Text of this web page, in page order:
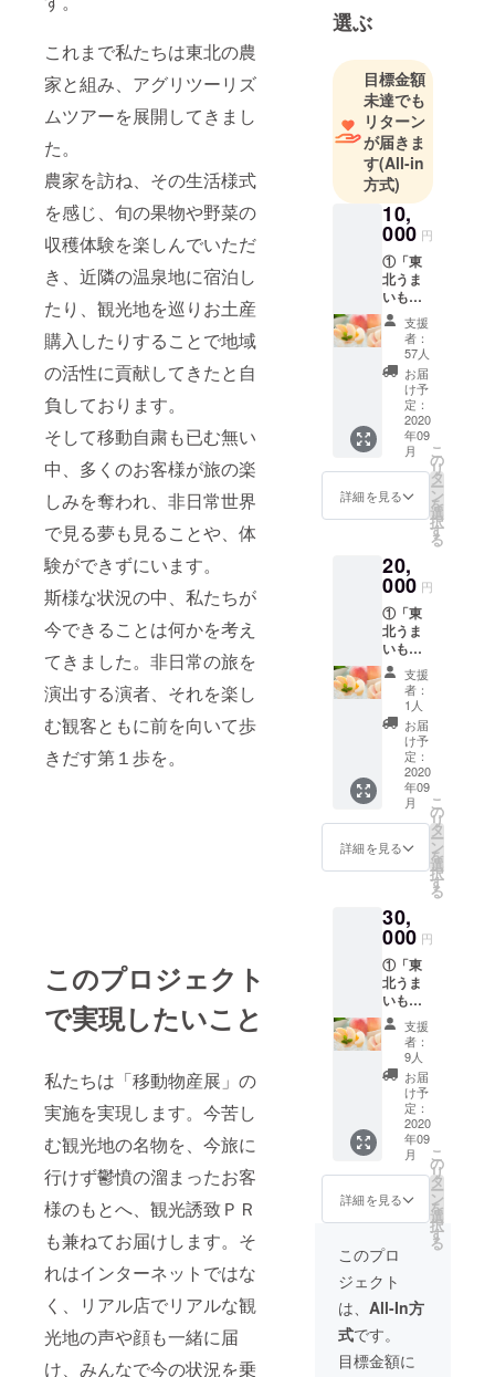
これまで私たちは東北の農
家と組み、アグリツーリズ
ムツアーを展開してきまし
た。
農家を訪ね、その生活様式
を感じ、旬の果物や野菜の
収穫体験を楽しんでいただ
き、近隣の温泉地に宿泊し
たり、観光地を巡りお土産
購入したりすることで地域
の活性に貢献してきたと自
負しております。
そして移動自粛も已む無い
中、多くのお客様が旅の楽
しみを奪われ、非日常世界
で見る夢も見ることや、体
験ができずにいます。
斯様な状況の中、私たちが
今できることは何かを考え
てきました。非日常の旅を
演出する演者、それを楽し
む観客ともに前を向いて歩
きだす第１歩を。
このプロジェクト
で実現したいこと
私たちは「移動物産展」の
実施を実現します。今苦し
む観光地の名物を、今旅に
行けず鬱憤の溜まったお客
様のもとへ、観光誘致ＰＲ
も兼ねてお届けします。そ
れはインターネットではな
く、リアル店でリアルな観
光地の声や顔も一緒に届
け、みんなで今の状況を乗
選ぶ
目標金額
未達でも
リターン
が届きま
す(All-in
方式)
10,
000 円
①「東
北うま
いもの
盛り合
わせ」
旬
の東北
の野菜
や果物
の盛り
合わせ
（約
5,000円
相当）
１セッ
ンツー
リスト
専用旅
行券
「アー
バント
リップ
ス」
10,000
券を１
枚ご提
券の有
効期間
は旅行
券発行
なお
「GO
TRAVE
Lキャン
ペー
ン」と
の併用
可能で
す！
（注意
点） 旅
行券は
１万円
券のみ
となり
ますの
額は１
位にて
お願い
す。
支援
者：
57人
お届
け予
定：
2020
年09
月
詳細を見る
こ
の
リ
タ
ー
ン
を
選
択
す
る
20,
000 円
①「東
北うま
いもの
盛り合
わせ」
旬
の東北
の野菜
や果物
の盛り
合わせ
（約
5,000円
相当）
１セッ
ンツー
リスト
専用旅
行券
「アー
バント
リップ
ス」
10,000
券を２
枚ご提
券の有
効期間
は旅行
券発行
です。
「GO
TO
TRAVE
Lキャン
ペー
支援
者：
1人
お届
け予
定：
2020
年09
月
詳細を見る
こ
の
リ
タ
ー
ン
を
選
択
す
る
30,
000 円
①「東
北うま
いもの
盛り合
わせ」
旬
の東北
の野菜
や果物
の盛り
合わせ
（約
5,000円
相当）
１セッ
アーバ
ンツー
リスト
専用旅
行券
「アー
バント
リップ
支援
者：
9人
お届
け予
定：
2020
年09
月
詳細を見る
こ
の
リ
タ
ー
ン
を
選
択
す
る
このプロ
ジェクト
は、 All-In方
式です。
目標金額に